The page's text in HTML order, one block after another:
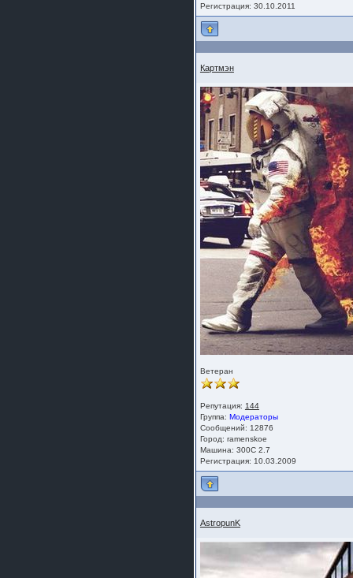
Регистрация: 30.10.2011
Картмэн
Ветеран
Репутация: 144
Группа: Модераторы
Сообщений: 12876
Город: ramenskoe
Машина: 300C 2.7
Регистрация: 10.03.2009
AstropunK